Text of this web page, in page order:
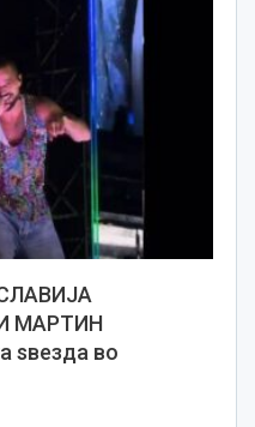
МАРТИН
ѕвезда во